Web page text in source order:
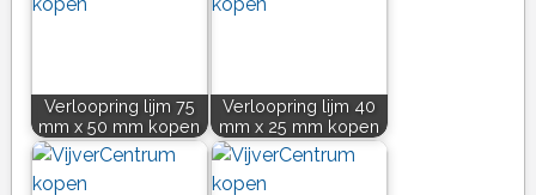
Verloopring lijm 75
mm x 50 mm kopen
Verloopring lijm 40
mm x 25 mm kopen